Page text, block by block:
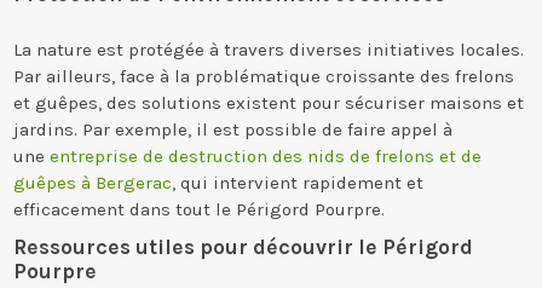
La nature est protégée à travers diverses initiatives locales.
Par ailleurs, face à la problématique croissante des frelons
et guêpes, des solutions existent pour sécuriser maisons et
jardins. Par exemple, il est possible de faire appel à
uneentreprise de destruction des nids de frelons et de
guêpes à Bergerac, qui intervient rapidement et
efficacement dans tout le Périgord Pourpre.
Ressources utiles pour découvrir le Périgord
Pourpre